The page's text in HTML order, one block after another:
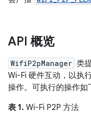
API 概览
WifiP2pManager 类
Wi-Fi 硬件互动，以执
操作。可执行的操作如
表 1. Wi-Fi P2P 方法